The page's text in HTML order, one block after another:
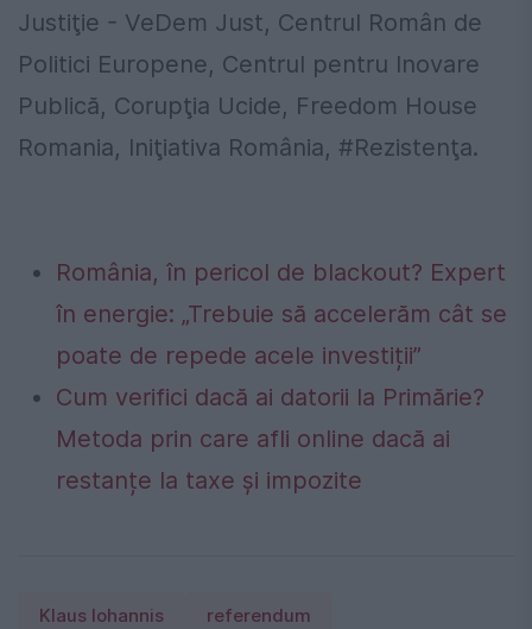
Justiţie - VeDem Just, Centrul Român de
Politici Europene, Centrul pentru Inovare
Publică, Corupţia Ucide, Freedom House
Romania, Iniţiativa România, #Rezistenţa.
România, în pericol de blackout? Expert
în energie: „Trebuie să accelerăm cât se
poate de repede acele investiții”
Cum verifici dacă ai datorii la Primărie?
Metoda prin care afli online dacă ai
restanțe la taxe și impozite
Klaus Iohannis referendum